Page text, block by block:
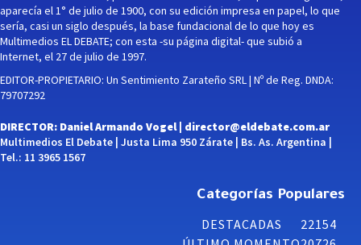
aparecía el 1° de julio de 1900, con su edición impresa en papel, lo que
sería, casi un siglo después, la base fundacional de lo que hoy es
Multimedios EL DEBATE; con esta -su página digital- que subió a
Internet, el 27 de julio de 1997.
EDITOR-PROPIETARIO: Un Sentimiento Zarateño SRL | Nº de Reg. DNDA:
79707292
DIRECTOR: Daniel Armando Vogel | director@eldebate.com.ar
Multimedios El Debate | Justa Lima 950 Zárate | Bs. As. Argentina |
Tel.: 11 3965 1567
Categorías Populares
DESTACADAS
22154